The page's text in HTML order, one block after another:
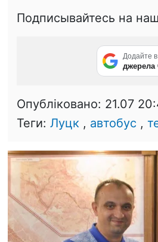
Подписывайтесь на
Додайте в
джерела
Опубліковано: 21.07
Теги: Луцк , автобус ,